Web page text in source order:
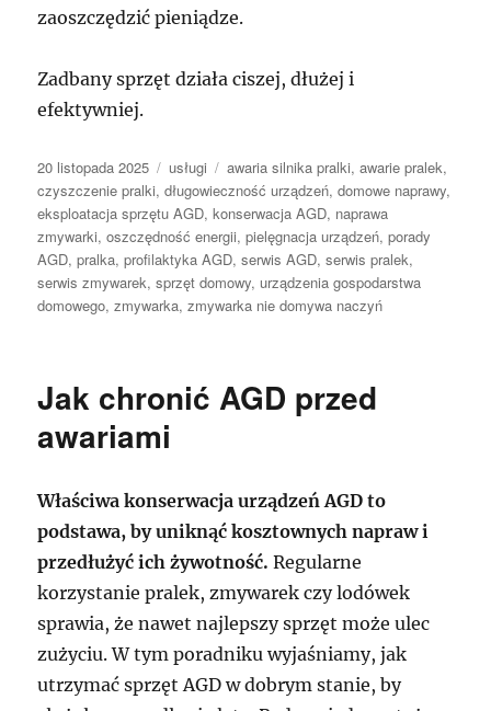
zaoszczędzić pieniądze.
Zadbany sprzęt działa ciszej, dłużej i
efektywniej.
Data
publikacji
20 listopada 2025 Kategorie
usługi Tagi
awaria silnika pralki,awarie pralek,
czyszczenie pralki,długowieczność urządzeń,domowe naprawy,
eksploatacja sprzętu AGD,konserwacja AGD, naprawa
zmywarki,oszczędność energii,pielęgnacja urządzeń,porady
AGD,pralka,profilaktyka AGD,serwis AGD,serwis pralek,
serwis zmywarek,sprzęt domowy, urządzenia gospodarstwa
domowego,zmywarka,zmywarka nie domywa naczyń
Jak chronić AGD przed
awariami
Właściwa konserwacja urządzeń AGD to
podstawa, by uniknąć kosztownych napraw i
przedłużyć ich żywotność. Regularne
korzystanie pralek, zmywarek czy lodówek
sprawia, że nawet najlepszy sprzęt może ulec
zużyciu. W tym poradniku wyjaśniamy, jak
utrzymać sprzęt AGD w dobrym stanie, by